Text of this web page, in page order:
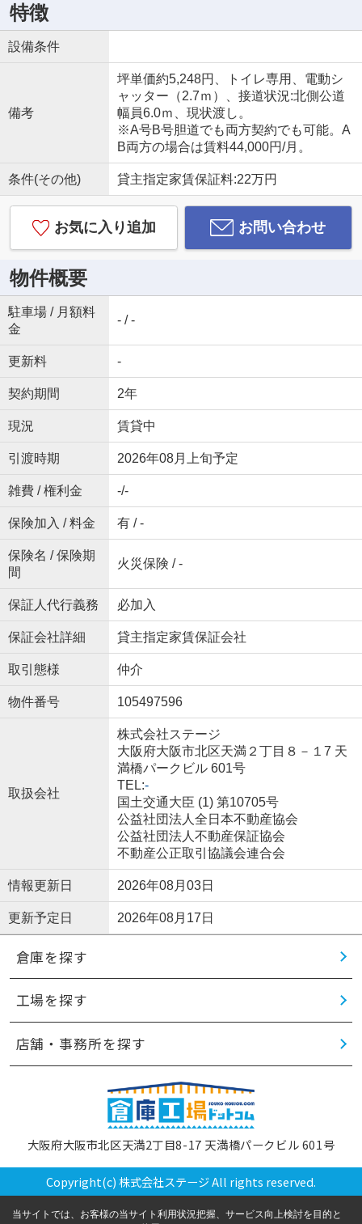
特徴
設備条件
備考
坪単価約5,248円、トイレ専用、電動シ
ャッター（2.7ｍ）、接道状況:北側公道
幅員6.0ｍ、現状渡し。
※A号B号胆道でも両方契約でも可能。A
B両方の場合は賃料44,000円/月。
条件(その他) 貸主指定家賃保証料:22万円
お気に入り追加 お問い合わせ
物件概要
駐車場 / 月額料
金
- / -
更新料 -
契約期間 2年
現況 賃貸中
引渡時期 2026年08月上旬予定
雑費 / 権利金 -/-
保険加入 / 料金 有 / -
保険名 / 保険期
間
火災保険 / -
保証人代行義務 必加入
保証会社詳細 貸主指定家賃保証会社
取引態様 仲介
物件番号 105497596
取扱会社
株式会社ステージ
大阪府大阪市北区天満２丁目８－１7 天
満橋パークビル 601号
TEL:-
国土交通大臣 (1) 第10705号
公益社団法人全日本不動産協会
公益社団法人不動産保証協会
不動産公正取引協議会連合会
情報更新日 2026年08月03日
更新予定日 2026年08月17日
倉庫を探す
工場を探す
店舗・事務所を探す
大阪府大阪市北区天満2丁目8-17 天満橋パークビル 601号
Copyright(c) 株式会社ステージ All rights reserved.
当サイトでは、お客様の当サイト利用状況把握、サービス向上検討を目的と